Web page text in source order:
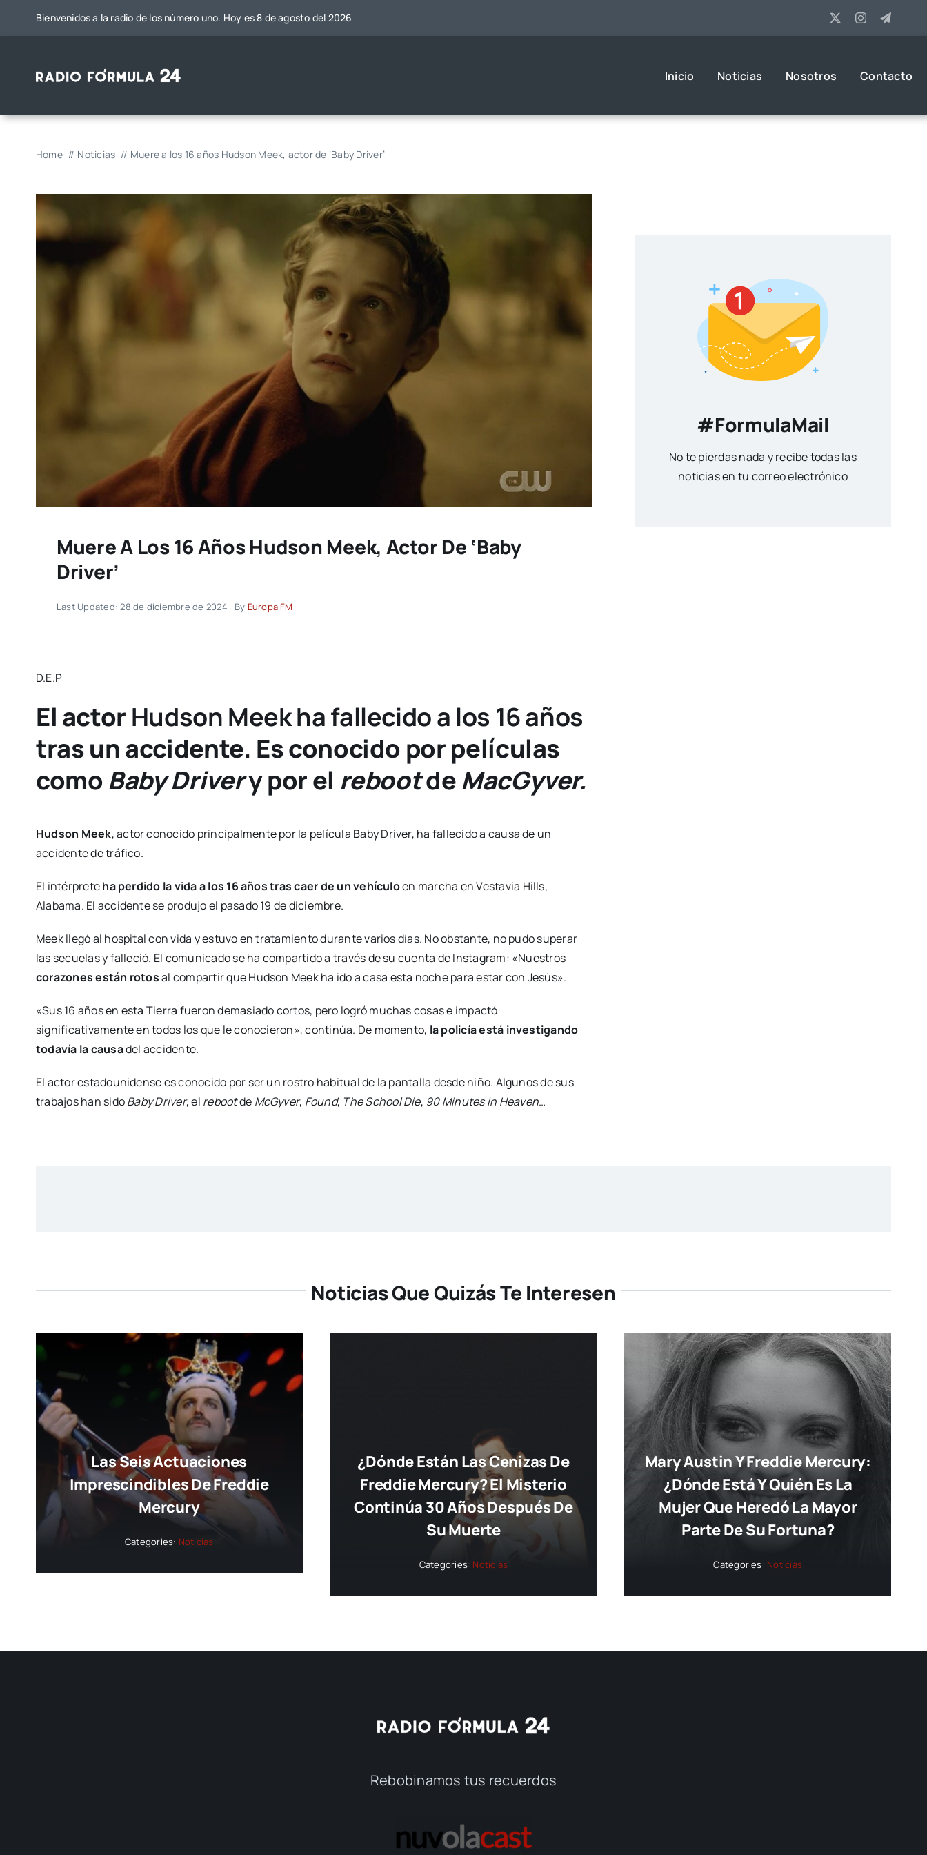
Bienvenidos a la radio de los número uno. Hoy es 8 de agosto del 2026
Inicio Noticias Nosotros Contacto
Home Noticias Muere a los 16 años Hudson Meek, actor de ‘Baby Driver’
Muere A Los 16 Años Hudson Meek, Actor De ‘Baby
Driver’
Last Updated: 28 de diciembre de 2024 By Europa FM
D.E.P
El actor Hudson Meek ha fallecido a los 16 años
tras un accidente. Es conocido por películas
comoBaby Drivery por el rebootdeMacGyver.
Hudson Meek, actor conocido principalmente por la película Baby Driver, ha fallecido a causa de un
accidente de tráfico.
El intérpreteha perdido la vida a los 16 años tras caer de un vehículoen marcha en Vestavia Hills,
Alabama. El accidente se produjo el pasado 19 de diciembre.
Meek llegó al hospital con vida y estuvo en tratamiento durante varios días. No obstante, no pudo superar
las secuelas y falleció. El comunicado se ha compartido a través de su cuenta de Instagram: «Nuestros
corazones están rotosal compartir que Hudson Meek ha ido a casa esta noche para estar con Jesús».
«Sus 16 años en esta Tierra fueron demasiado cortos, pero logró muchas cosas e impactó
significativamente en todos los que le conocieron», continúa. De momento, la policía está investigando
todavía la causadel accidente.
El actor estadounidense es conocido por ser un rostro habitual de la pantalla desde niño. Algunos de sus
trabajos han sidoBaby Driver, el rebootde McGyver, Found, The School Die, 90 Minutes in Heaven…
#FormulaMail
No te pierdas nada y recibe todas las
noticias en tu correo electrónico
Noticias Que Quizás Te Interesen
Las Seis Actuaciones
Imprescindibles De Freddie
Mercury
Categories: Noticias
¿Dónde Están Las Cenizas De
Freddie Mercury? El Misterio
Continúa 30 Años Después De
Su Muerte
Categories: Noticias
Mary Austin Y Freddie Mercury:
¿dónde Está Y Quién Es La
Mujer Que Heredó La Mayor
Parte De Su Fortuna?
Categories: Noticias
Rebobinamos tus recuerdos